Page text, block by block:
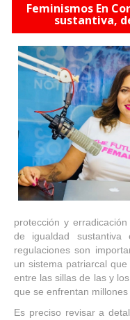
Feminismos En
sustantiva,
protección y
de igualdad
regulaciones son
un sistema patriarcal
entre las sillas de las y
que se enfrentan
Es preciso revisar a